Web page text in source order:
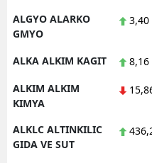
ALGYO ALARKO
GMYO
3,40
ALKA ALKIM KAGIT 8,16
ALKIM ALKIM
KIMYA
ALKLC ALTINKILIC
GIDA VE SUT